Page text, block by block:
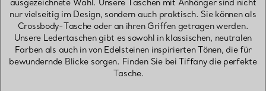
ausgezeichnete Wahl. Unsere Taschen mit Anhänger sind nicht
nur vielseitig im Design, sondern auch praktisch. Sie können als
Crossbody-Tasche oder an ihren Griffen getragen werden.
Unsere Ledertaschen gibt es sowohl in klassischen, neutralen
Farben als auch in von Edelsteinen inspirierten Tönen, die für
bewundernde Blicke sorgen. Finden Sie bei Tiffany die perfekte
Tasche.